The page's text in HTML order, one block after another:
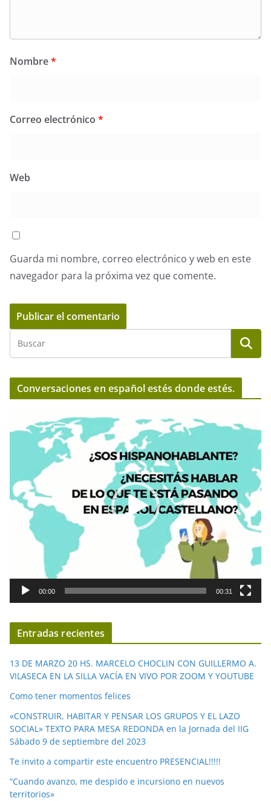
Nombre*
Correo electrónico *
Web
Guarda mi nombre, correo electrónico y web en este
navegador para la próxima vez que comente.
Conversaciones en español estés donde estés.
e
d
d
í
d
e
o
00:00 00:31
Entradas recientes
13 DE MARZO 20 HS. MARCELO CHOCLIN CON GUILLERMO A.
VILASECA EN LA SILLA VACÍA EN VIVO POR ZOOM Y YOUTUBE
Como tener momentos felices
«CONSTRUIR, HABITAR Y PENSAR LOS GRUPOS Y EL LAZO
SOCIAL» TEXTO PARA MESA REDONDA en la Jornada del IIG
Sábado 9 de septiembre del 2023
Te invito a compartir este encuentro PRESENCIAL!!!!!
“Cuando avanzo, me despido e incursiono en nuevos
territorios»